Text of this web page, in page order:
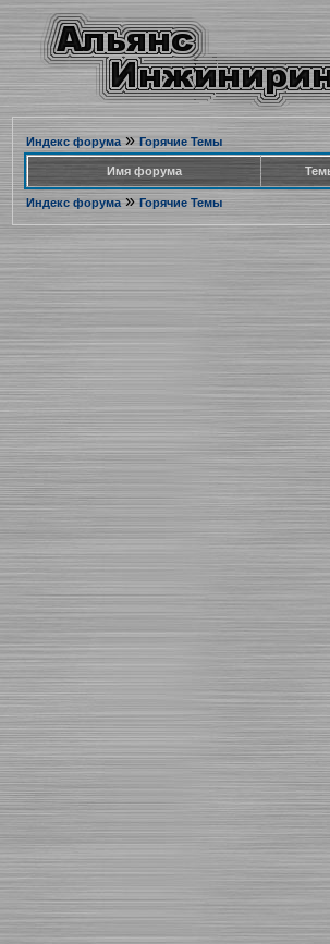
Индекс форума» Горячие Темы
Имя форума
Индекс форума» Горячие Темы